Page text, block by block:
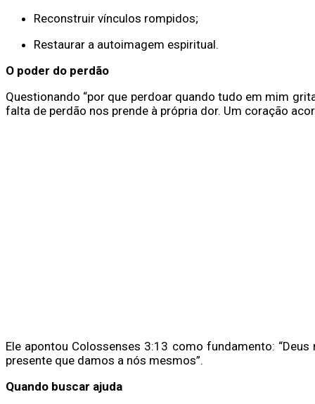
Reconstruir vínculos rompidos;
Restaurar a autoimagem espiritual.
O poder do perdão
Questionando “por que perdoar quando tudo em mim
falta de perdão nos prende à própria dor. Um coração
Ele apontou Colossenses 3:13 como fundamento:
presente que damos a nós mesmos”.
Quando buscar ajuda